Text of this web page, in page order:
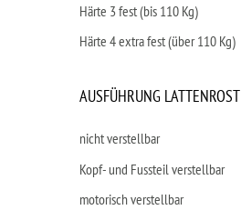
Härte 3 fest (bis 110 Kg)
Härte 4 extra fest (über 110 Kg)
AUSFÜHRUNG LATTENROST
nicht verstellbar
Kopf- und Fussteil verstellbar
motorisch verstellbar